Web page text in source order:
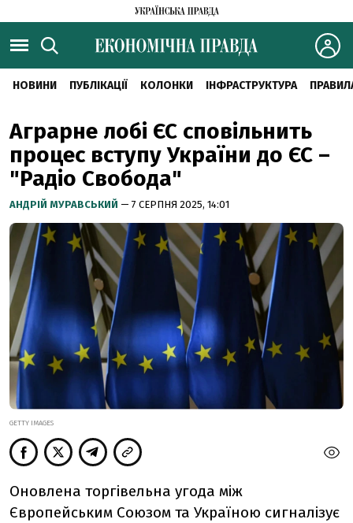
НОВИНИ ПУБЛІКАЦІЇ КОЛОНКИ ІНФРАСТРУКТУРА
Аграрне лобі ЄС сповільнить
процес вступу України до ЄС –
"Радіо Свобода"
АНДРІЙ МУРАВСЬКИЙ — 7 СЕРПНЯ 2025, 14:01
GETTY IMAGES
Оновлена торгівельна угода між
Європейським Союзом та Україною сигналізує